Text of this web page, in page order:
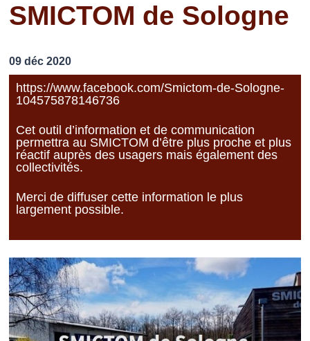
Vie pratique
SMICTOM de Sologne
09 déc 2020
https://www.facebook.com/Smictom-de-Sologne-
104575878146736
Cet outil d’information et de communication
permettra au SMICTOM d’être plus proche et plus
réactif auprès des usagers mais également des
collectivités.
Merci de diffuser cette information le plus
largement possible.